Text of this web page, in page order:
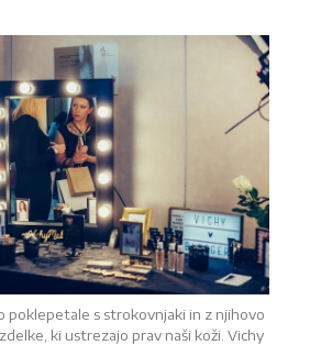
poklepetale s strokovnjaki in z njihovo
ki ustrezajo prav naši koži. Vichy